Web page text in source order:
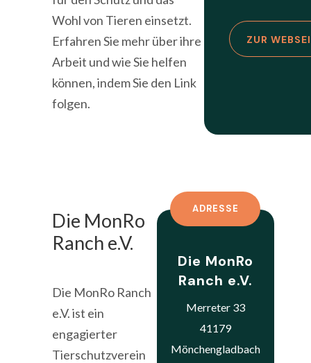
Wohl von Tieren einsetzt.
Erfahren Sie mehr über ihre
Arbeit und wie Sie helfen
können, indem Sie den Link
folgen.
ZUR
Die MonRo
Ranch e.V.
Die MonRo Ranch
e.V. ist ein
engagierter
Tierschutzverein
ADRESSE
Die MonRo
Ranch e.V.
Merreter 33
41179
Mönchengladbach